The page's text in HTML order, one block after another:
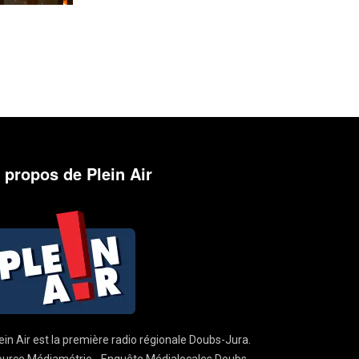
propos de Plein Air
Air est la première radio régionale Doubs-Jura.